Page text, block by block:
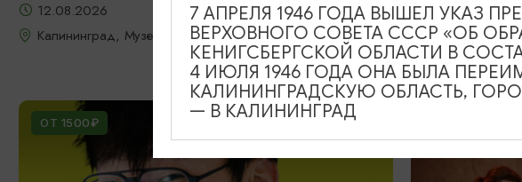
12.08.2026
Калининград, Музей янтаря
12.08.2026
Светлогорск,
ОТ 1500₽
7 АПРЕЛЯ 1946 ГОДА ВЫШЕЛ УКАЗ
ВЕРХОВНОГО СОВЕТА СССР «ОБ
КЕНИГСБЕРГСКОЙ ОБЛАСТИ В
4 ИЮЛЯ 1946 ГОДА ОНА БЫЛА
КАЛИНИНГРАДСКУЮ ОБЛАСТЬ,
— В КАЛИНИНГРАД